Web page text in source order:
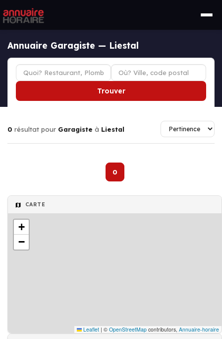
Annuaire Garagiste — Liestal
Trouver
0 résultat pour Garagiste à Liestal
0
CARTE
+
−
Leaflet | © OpenStreetMap contributors, Annuaire-horaire